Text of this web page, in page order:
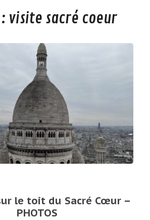
visite sacré coeur
le toit du Sacré Cœur –
PHOTOS